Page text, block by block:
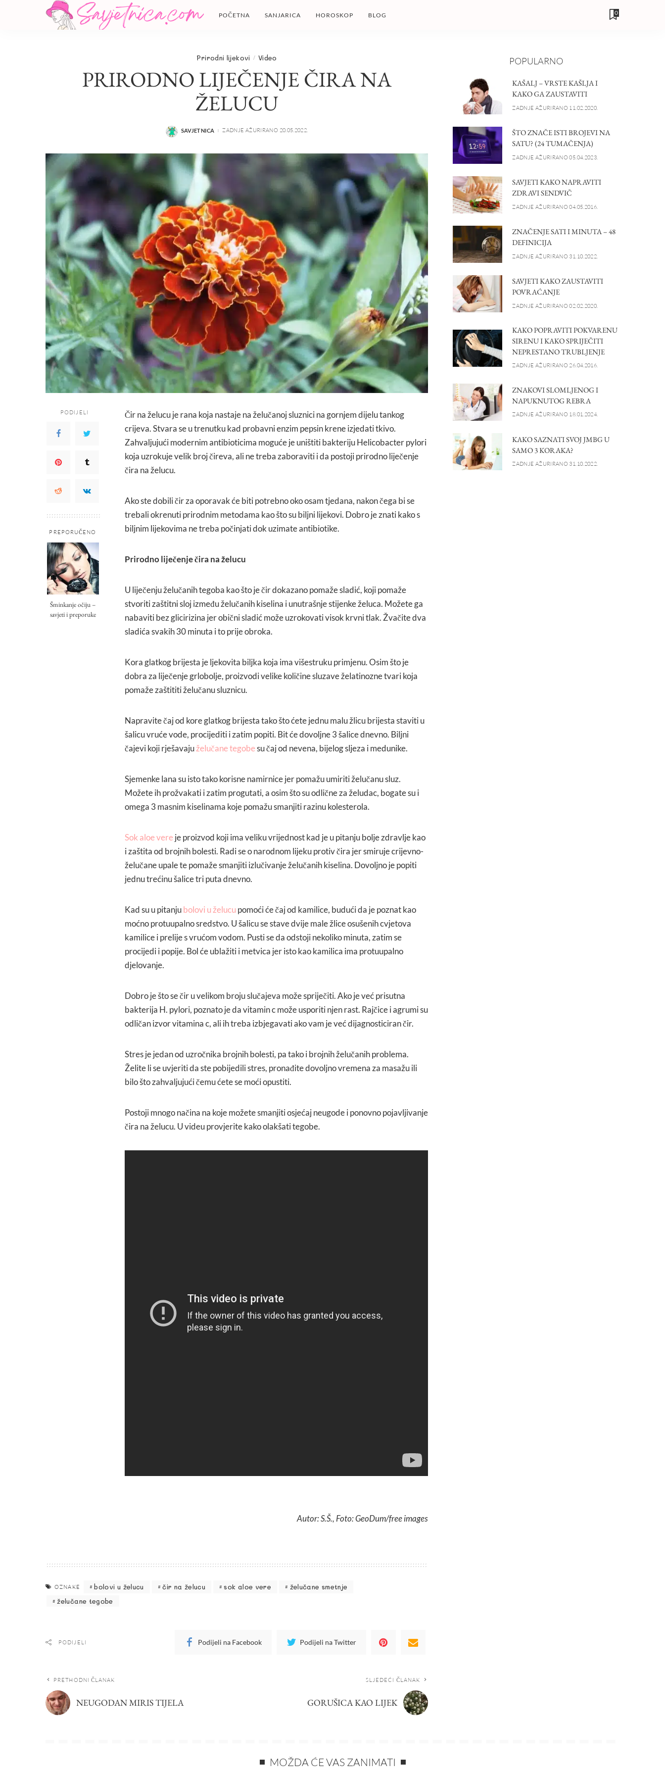
POČETNA SANJARICA HOROSKOP BLOG 0
Prirodni lijekovi Video
PRIRODNO LIJEČENJE ČIRA NA
ŽELUCU
POSTED
SAVJETNICA ZADNJE AŽURIRANO 20.05.2022.
PODIJELI
PREPORUČENO
Šminkanje očiju –
savjeti i preporuke
Čir na želucu je rana koja nastaje na želučanoj sluznici na gornjem dijelu tankog
crijeva. Stvara se u trenutku kad probavni enzim pepsin krene izjedati tkivo.
Zahvaljujući modernim antibioticima moguće je uništiti bakteriju Helicobacter pylori
koja uzrokuje velik broj čireva, ali ne treba zaboraviti i da postoji prirodno liječenje
čira na želucu.
Ako ste dobili čir za oporavak će biti potrebno oko osam tjedana, nakon čega bi se
trebali okrenuti prirodnim metodama kao što su biljni lijekovi. Dobro je znati kako s
biljnim lijekovima ne treba počinjati dok uzimate antibiotike.
Prirodno liječenje čira na želucu
U liječenju želučanih tegoba kao što je čir dokazano pomaže sladić, koji pomaže
stvoriti zaštitni sloj između želučanih kiselina i unutrašnje stijenke želuca. Možete ga
nabaviti bez glicirizina jer obični sladić može uzrokovati visok krvni tlak. Žvačite dva
sladića svakih 30 minuta i to prije obroka.
Kora glatkog brijesta je ljekovita biljka koja ima višestruku primjenu. Osim što je
dobra za liječenje grlobolje, proizvodi velike količine sluzave želatinozne tvari koja
pomaže zaštititi želučanu sluznicu.
Napravite čaj od kore glatkog brijesta tako što ćete jednu malu žlicu brijesta staviti u
šalicu vruće vode, procijediti i zatim popiti. Bit će dovoljne 3 šalice dnevno. Biljni
čajevi koji rješavajuželučane tegobesu čaj od nevena, bijelog sljeza i medunike.
Sjemenke lana su isto tako korisne namirnice jer pomažu umiriti želučanu sluz.
Možete ih prožvakati i zatim progutati, a osim što su odlične za želudac, bogate su i
omega 3 masnim kiselinama koje pomažu smanjiti razinu kolesterola.
Sok aloe vere je proizvod koji ima veliku vrijednost kad je u pitanju bolje zdravlje kao
i zaštita od brojnih bolesti. Radi se o narodnom lijeku protiv čira jer smiruje crijevno-
želučane upale te pomaže smanjiti izlučivanje želučanih kiselina. Dovoljno je popiti
jednu trećinu šalice tri puta dnevno.
Kad su u pitanjubolovi u želucu pomoći će čaj od kamilice, budući da je poznat kao
moćno protuupalno sredstvo. U šalicu se stave dvije male žlice osušenih cvjetova
kamilice i prelije s vrućom vodom. Pusti se da odstoji nekoliko minuta, zatim se
procijedi i popije. Bol će ublažiti i metvica jer isto kao kamilica ima protuupalno
djelovanje.
Dobro je što se čir u velikom broju slučajeva može spriječiti. Ako je već prisutna
bakterija H. pylori, poznato je da vitamin c može usporiti njen rast. Rajčice i agrumi su
odličan izvor vitamina c, ali ih treba izbjegavati ako vam je već dijagnosticiran čir.
Stres je jedan od uzročnika brojnih bolesti, pa tako i brojnih želučanih problema.
Želite li se uvjeriti da ste pobijedili stres, pronađite dovoljno vremena za masažu ili
bilo što zahvaljujući čemu ćete se moći opustiti.
Postoji mnogo načina na koje možete smanjiti osjećaj neugode i ponovno pojavljivanje
čira na želucu. U videu provjerite kako olakšati tegobe.
Autor: S.Š., Foto: GeoDum/free images
OZNAKE bolovi u želucu čir na želucu sok aloe vere
želučane smetnje
želučane tegobe
PODIJELI Podijeli na Facebook Podijeli na Twitter
PRETHODNI ČLANAK
NEUGODAN MIRIS TIJELA
SLJEDEĆI ČLANAK
GORUŠICA KAO LIJEK
POPULARNO
KAŠALJ – VRSTE KAŠLJA I
KAKO GA ZAUSTAVITI
ZADNJE AŽURIRANO 11.02.2020.
ŠTO ZNAČE ISTI BROJEVI NA
SATU? (24 TUMAČENJA)
ZADNJE AŽURIRANO 05.04.2023.
SAVJETI KAKO NAPRAVITI
ZDRAVI SENDVIČ
ZADNJE AŽURIRANO 04.05.2016.
ZNAČENJE SATI I MINUTA – 48
DEFINICIJA
ZADNJE AŽURIRANO 31.10.2022.
SAVJETI KAKO ZAUSTAVITI
POVRAĆANJE
ZADNJE AŽURIRANO 02.02.2020.
KAKO POPRAVITI POKVARENU
SIRENU I KAKO SPRIJEČITI
NEPRESTANO TRUBLJENJE
ZADNJE AŽURIRANO 26.04.2016.
ZNAKOVI SLOMLJENOG I
NAPUKNUTOG REBRA
ZADNJE AŽURIRANO 18.01.2024.
KAKO SAZNATI SVOJ JMBG U
SAMO 3 KORAKA?
ZADNJE AŽURIRANO 31.10.2022.
MOŽDA ĆE VAS ZANIMATI